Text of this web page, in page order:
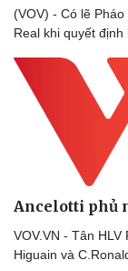
(VOV) - Có lẽ
Real khi quyết
Ancelotti phủ
VOV.VN - Tân
Higuain và